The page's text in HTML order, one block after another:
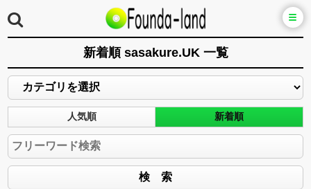
新着順 sasakure.UK 一覧
人気順 新着順